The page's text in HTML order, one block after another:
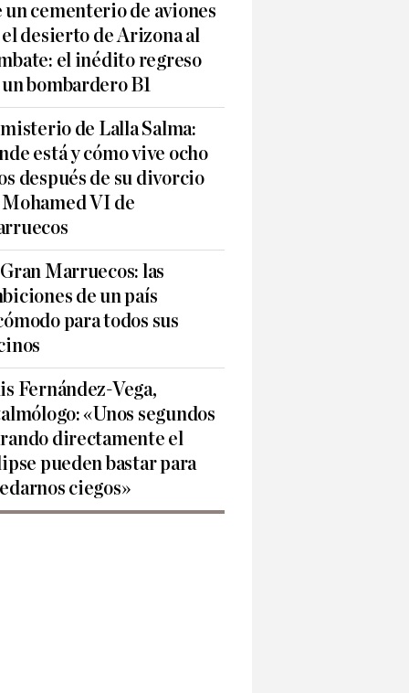
un cementerio de aviones
desierto de Arizona al
el inédito regreso
bombardero B1
de Lalla Salma:
está y cómo vive ocho
después de su divorcio
VI de
Marruecos: las
de un país
para todos sus
Fernández-Vega,
«Unos segundos
directamente el
pueden bastar para
ciegos»